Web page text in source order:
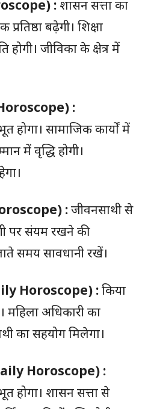
: शासन सत्ता का
बढ़ेगी। शिक्षा
होगी। जीविका के क्षेत्र में
:
होगा। सामाजिक कार्यों में
में वृद्धि होगी।
:जीवनसाथी से
पर संयम रखने की
समय सावधानी रखें।
Horoscope) :किया
महिला अधिकारी का
का सहयोग मिलेगा।
Horoscope) :
होगा। शासन सत्ता से